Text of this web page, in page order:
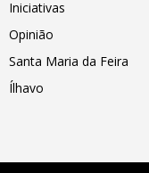
Iniciativas
Opinião
Santa Maria da Feira
Ílhavo